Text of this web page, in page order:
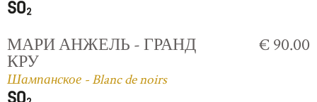
МАРИ АНЖЕЛЬ - ГРАНД
КРУ
Шампанское - Blanc de noirs
€ 90.00